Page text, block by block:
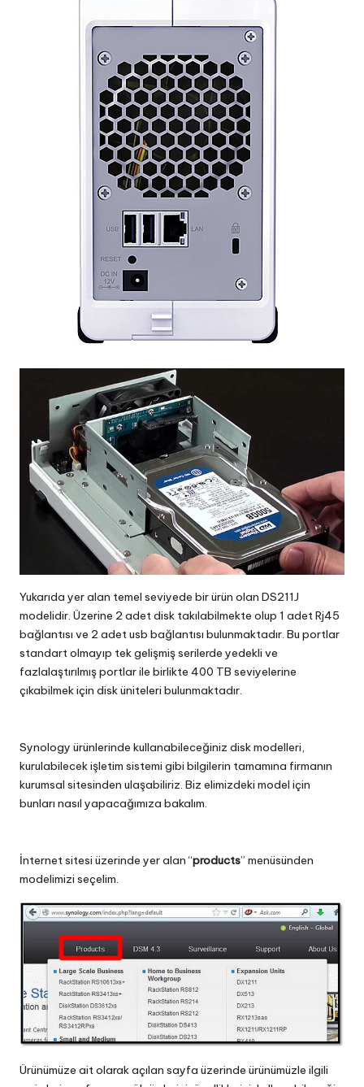
Yukarıda yer alan temel seviyede bir ürün olan DS211J
modelidir. Üzerine 2 adet disk takılabilmekte olup 1 adet Rj45
bağlantısı ve 2 adet usb bağlantısı bulunmaktadır. Bu portlar
standart olmayıp tek gelişmiş serilerde yedekli ve
fazlalaştırılmış portlar ile birlikte 400 TB seviyelerine
çıkabilmek için disk üniteleri bulunmaktadır.
Synology ürünlerinde kullanabileceğiniz disk modelleri,
kurulabilecek işletim sistemi gibi bilgilerin tamamına firmanın
kurumsal sitesinden ulaşabiliriz. Biz elimizdeki model için
bunları nasıl yapacağımıza bakalım.
İnternet sitesi üzerinde yer alan “products” menüsünden
modelimizi seçelim.
Ürünümüze ait olarak açılan sayfa üzerinde ürünümüzle ilgili